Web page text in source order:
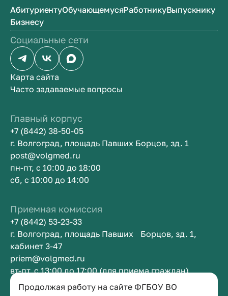
Продолжая работу на сайте ФГБОУ ВО
АбитуриентуОбучающемусяРаботникуВыпускнику
Бизнесу
Социальные сети
Карта сайта
Часто задаваемые вопросы
Главный корпус
+7 (8442) 38-50-05
г. Волгоград, площадь Павших Борцов, зд. 1
post@volgmed.ru
пн-пт, с 10:00 до 18:00
сб, с 10:00 до 14:00
Приемная комиссия
+7 (8442) 53-23-33
г. Волгоград, площадь Павших Борцов, зд. 1,
кабинет 3-47
priem@volgmed.ru
вт-пт, с 13:00 до 17:00 (для приема граждан)